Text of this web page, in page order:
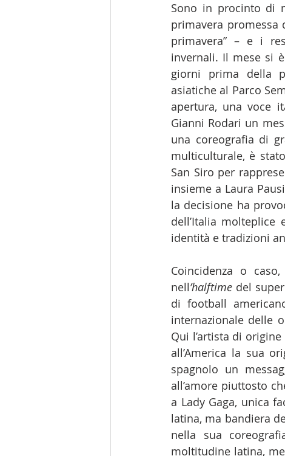
Sono in procinto di
primavera promessa
primavera” – e i
invernali. Il mese si
giorni prima della
asiatiche al Parco
apertura, una voce
Gianni Rodari un
una coreografia di
multiculturale, è
San Siro per
insieme a Laura
la decisione ha
dell’Italia molteplice
identità e tradizioni
Coincidenza o
nell’halftime del
di football
internazionale delle
Qui l’artista di
all’America la sua
spagnolo un
all’amore piuttosto
a Lady Gaga, unica
latina, ma bandiera
nella sua
moltitudine latina,